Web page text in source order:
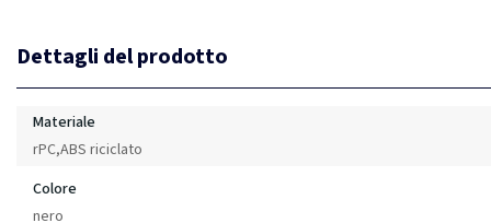
Dettagli del prodotto
Materiale
rPC,ABS riciclato
Colore
nero